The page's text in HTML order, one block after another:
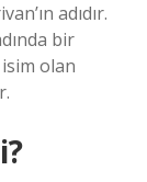
adıdır.
bir
olan